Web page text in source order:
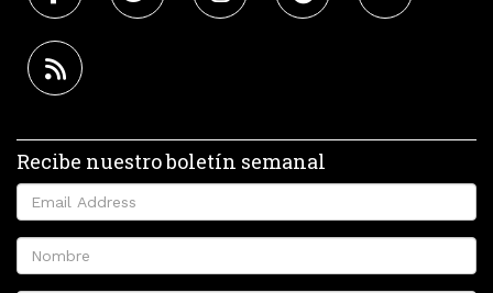
Recibe nuestro boletín semanal